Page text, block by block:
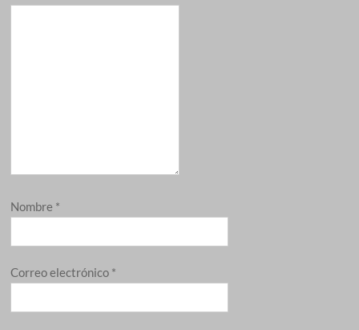
Nombre *
Correo electrónico *